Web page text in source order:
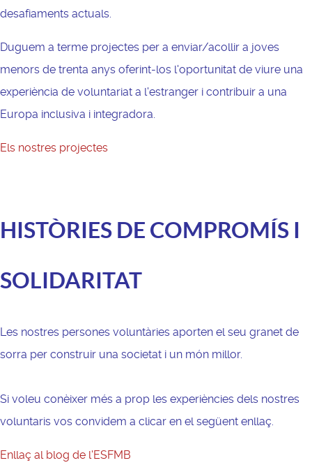
desafiaments actuals.
Duguem a terme projectes per a enviar/acollir a joves
menors de trenta anys oferint-los l'oportunitat de viure una
experiència de voluntariat a l'estranger i contribuir a una
Europa inclusiva i integradora.
Els nostres projectes
HISTÒRIES DE COMPROMÍS I
SOLIDARITAT
Les nostres persones voluntàries aporten el seu granet de
sorra per construir una societat i un món millor.
Si voleu conèixer més a prop les experiències dels nostres
voluntaris vos convidem a clicar en el següent enllaç.
Enllaç al blog de l'ESFMB